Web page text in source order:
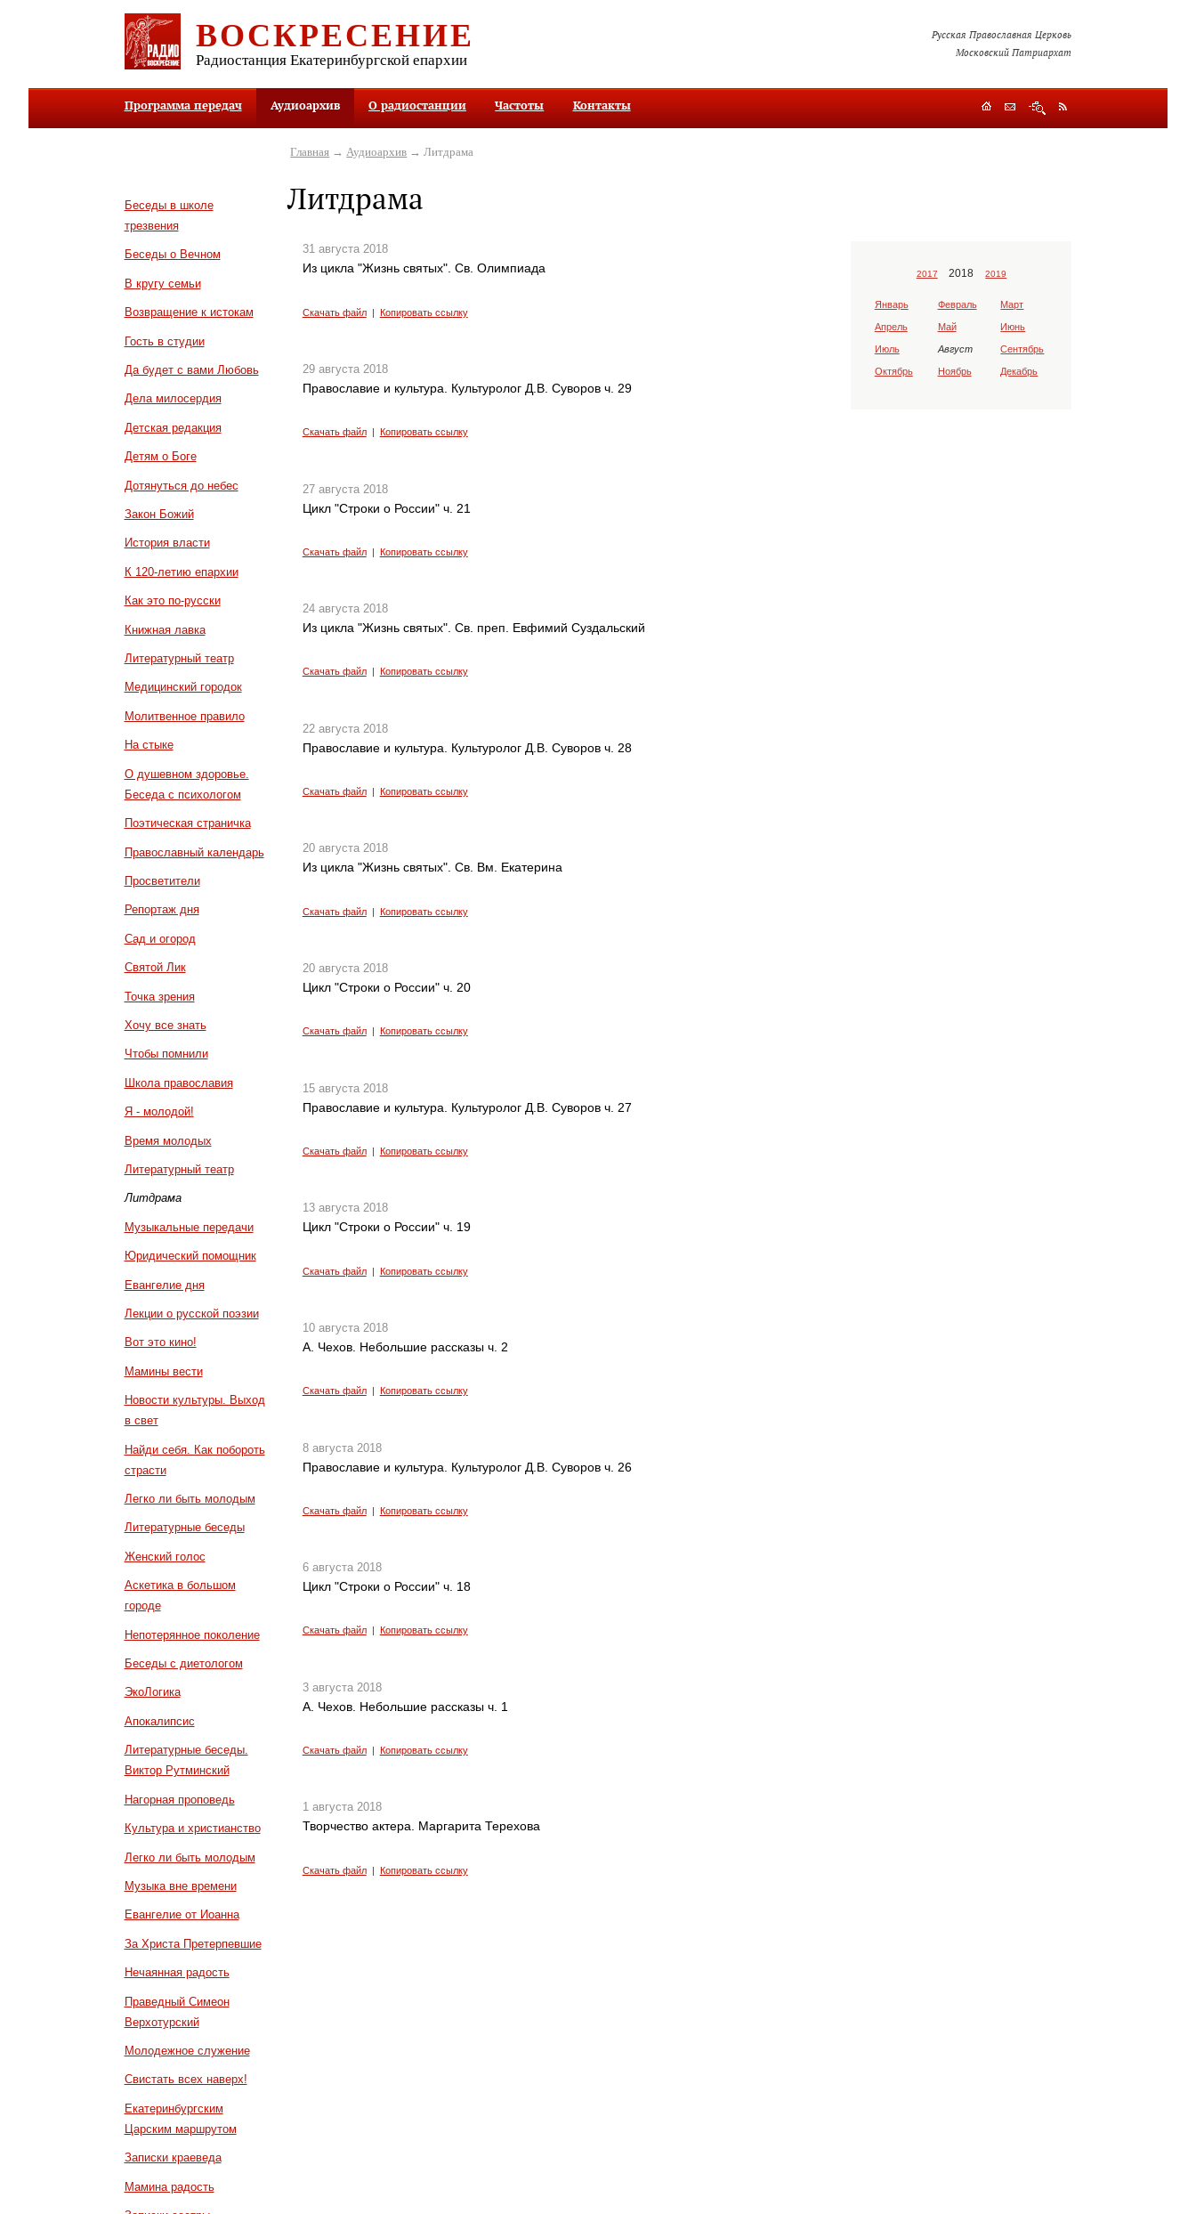
ВОСКРЕСЕНИЕ
Радиостанция Екатеринбургской епархии
Русская Православная Церковь
Московский Патриархат
Программа передач Аудиоархив О радиостанции Частоты Контакты
Беседы в школе
трезвения
Беседы о Вечном
В кругу семьи
Возвращение к истокам
Гость в студии
Да будет с вами Любовь
Дела милосердия
Детская редакция
Детям о Боге
Дотянуться до небес
Закон Божий
История власти
К 120-летию епархии
Как это по-русски
Книжная лавка
Литературный театр
Медицинский городок
Молитвенное правило
На стыке
О душевном здоровье.
Беседа с психологом
Поэтическая страничка
Православный календарь
Просветители
Репортаж дня
Сад и огород
Святой Лик
Точка зрения
Хочу все знать
Чтобы помнили
Школа православия
Я - молодой!
Время молодых
Литературный театр
Литдрама
Музыкальные передачи
Юридический помощник
Евангелие дня
Лекции о русской поэзии
Вот это кино!
Мамины вести
Новости культуры. Выход
в свет
Найди себя. Как побороть
страсти
Легко ли быть молодым
Литературные беседы
Женский голос
Аскетика в большом
городе
Непотерянное поколение
Беседы с диетологом
ЭкоЛогика
Апокалипсис
Литературные беседы.
Виктор Рутминский
Нагорная проповедь
Культура и христианство
Легко ли быть молодым
Музыка вне времени
Евангелие от Иоанна
За Христа Претерпевшие
Нечаянная радость
Праведный Симеон
Верхотурский
Молодежное служение
Свистать всех наверх!
Екатеринбургским
Царским маршрутом
Записки краеведа
Мамина радость
Главная → Аудиоархив → Литдрама
Литдрама
31 августа 2018
Из цикла "Жизнь святых". Св. Олимпиада
Скачать файл| Копировать ссылку
29 августа 2018
Православие и культура. Культуролог Д.В. Суворов ч. 29
Скачать файл| Копировать ссылку
27 августа 2018
Цикл "Строки о России" ч. 21
Скачать файл| Копировать ссылку
24 августа 2018
Из цикла "Жизнь святых". Св. преп. Евфимий Суздальский
Скачать файл| Копировать ссылку
22 августа 2018
Православие и культура. Культуролог Д.В. Суворов ч. 28
Скачать файл| Копировать ссылку
20 августа 2018
Из цикла "Жизнь святых". Св. Вм. Екатерина
Скачать файл| Копировать ссылку
20 августа 2018
Цикл "Строки о России" ч. 20
Скачать файл| Копировать ссылку
15 августа 2018
Православие и культура. Культуролог Д.В. Суворов ч. 27
Скачать файл| Копировать ссылку
13 августа 2018
Цикл "Строки о России" ч. 19
Скачать файл| Копировать ссылку
10 августа 2018
А. Чехов. Небольшие рассказы ч. 2
Скачать файл| Копировать ссылку
8 августа 2018
Православие и культура. Культуролог Д.В. Суворов ч. 26
Скачать файл| Копировать ссылку
6 августа 2018
Цикл "Строки о России" ч. 18
Скачать файл| Копировать ссылку
3 августа 2018
А. Чехов. Небольшие рассказы ч. 1
Скачать файл| Копировать ссылку
1 августа 2018
Творчество актера. Маргарита Терехова
Скачать файл| Копировать ссылку
2017 2018 2019
Январь Февраль Март
Апрель Май Июнь
Июль Август Сентябрь
Октябрь Ноябрь Декабрь